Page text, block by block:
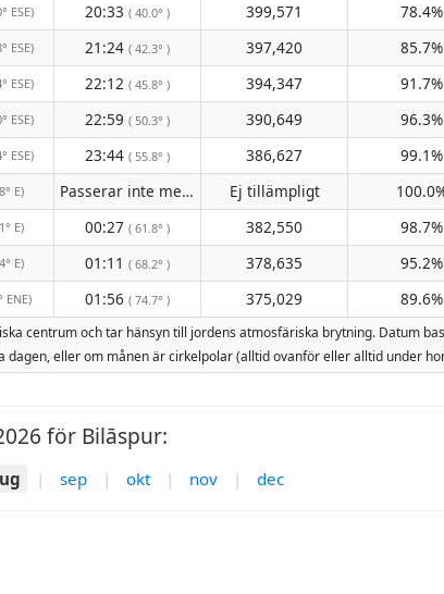
ESE) 20:33 ( 40.0° ) 399,571
78.4%
ESE) 21:24 ( 42.3° ) 397,420
85.7%
ESE) 22:12 ( 45.8° ) 394,347
91.7%
ESE) 22:59 ( 50.3° ) 390,649
96.3%
ESE) 23:44 ( 55.8° ) 386,627
99.1%
E) Passerar inte meridianen ( Ej tillämpligt )
Ej tillämpligt
E) 00:27 ( 61.8° ) 382,550
98.7%
E) 01:11 ( 68.2° ) 378,635
95.2%
ENE) 01:56 ( 74.7° ) 375,029 89.6%
centrum och tar hänsyn till jordens atmosfäriska brytning. Datum
eller om månen är cirkelpolar (alltid ovanför eller alltid
för Bilāspur:
| sep | okt | nov | dec